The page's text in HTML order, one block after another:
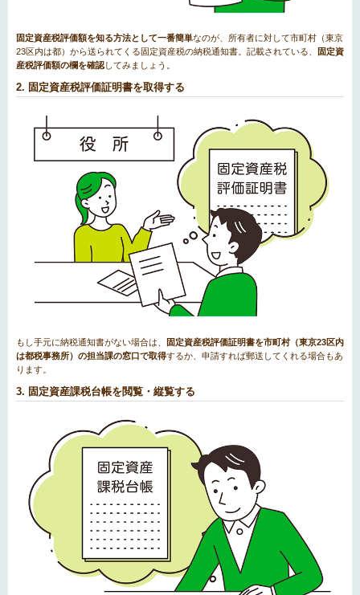
固定資産税評価額を知る方法として一番簡単なのが、所有者に対して市町村（東京
23区内は都）から送られてくる固定資産税の納税通知書。記載されている、
固定資
産税評価額の欄を確認してみましょう。
2. 固定資産税評価証明書を取得する
もし手元に納税通知書がない場合は、
固定資産税評価証明書を市町村（東京23区内
は都税事務所）の担当課の窓口で取得するか、申請すれば郵送してくれる場合もあ
ります。
3. 固定資産課税台帳を閲覧・縦覧する